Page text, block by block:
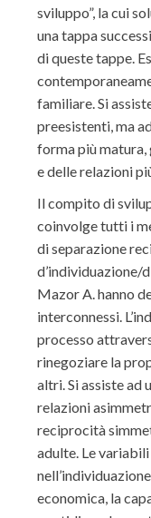
sviluppo”, la cui
una tappa
di queste tappe.
familiare. Si
preesistenti, ma
forma più
e delle relazioni
Il compito di
coinvolge tutti i
di separazione
d’individuazione/
Mazor A. hanno
interconnessi.
processo
rinegoziare la
altri. Si assiste ad
relazioni
reciprocità
adulte. Le
economica, la